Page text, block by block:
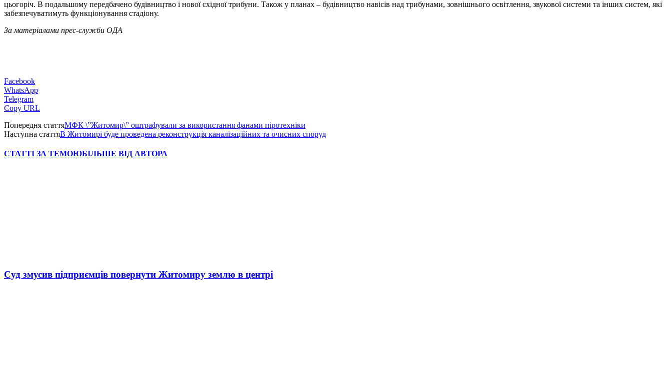
цьогоріч. В подальшому передбачено будівництво і нової східної трибуни. Також у планах – будівництво навісів над трибунами, зовнішнього освітлення, звукової системи та інших систем, які
забезпечуватимуть функціонування стадіону.
За матеріалами прес-служби ОДА
Facebook
WhatsApp
Telegram
Copy URL
Попередня статтяМФК \”Житомир\” оштрафували за використання фанами піротехніки
Наступна статтяВ Житомирі буде проведена реконструкція каналізаційних та очисних споруд
СТАТТІ ЗА ТЕМОЮБІЛЬШЕ ВІД АВТОРА
Суд змусив підприємців повернути Житомиру землю в центрі